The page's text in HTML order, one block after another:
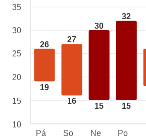
26
19
27
16
30
15
32
15
35
30
25
20
15
10
Pá
So Ne Po